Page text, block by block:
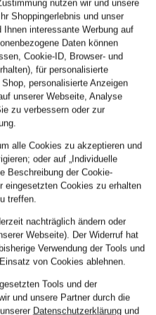
nutzen wir und unsere
Shoppingerlebnis und unser
interessante Werbung auf
Daten können
Cookie-ID, Browser- und
für personalisierte
personalisierte Anzeigen
unserer Webseite, Analyse
zu verbessern oder zur
alle Cookies zu akzeptieren und
oder auf „Individuelle
Beschreibung der Cookie-
eingesetzten Cookies zu erhalten
treffen.
nachträglich ändern oder
Webseite). Der Widerruf hat
Verwendung der Tools und
von Cookies ablehnen.
Tools und der
und unsere Partner durch die
Datenschutzerklärungund